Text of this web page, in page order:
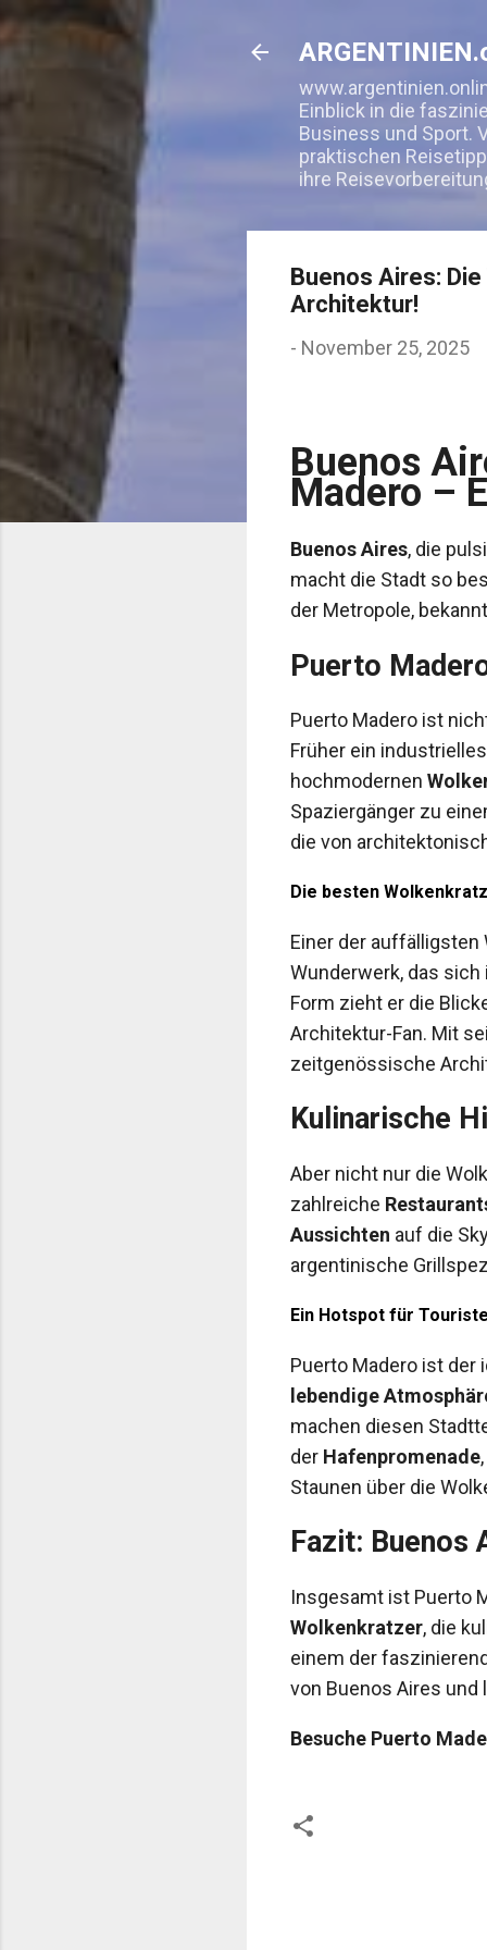
Einblick in die
Business und Sport.
praktischen
ihre
Buenos Aires:
Architektur!
- November 25, 2025
Buenos
Madero –
Buenos Aires, die
macht die Stadt so
der Metropole,
Puerto
Puerto Madero ist
Früher ein
hochmodernen
Spaziergänger zu
die von
Die besten
Einer der
Wunderwerk, das
Form zieht er die
Architektur-Fan. Mit
zeitgenössische
Kulinarische
Aber nicht nur die
zahlreiche
Aussichten auf die
argentinische
Ein Hotspot für
Puerto Madero ist der
lebendige
machen diesen
der Hafenpromenade
Staunen über die
Fazit: Buenos
Insgesamt ist Puerto
Wolkenkratzer, die
einem der
von Buenos Aires und
Besuche Puerto